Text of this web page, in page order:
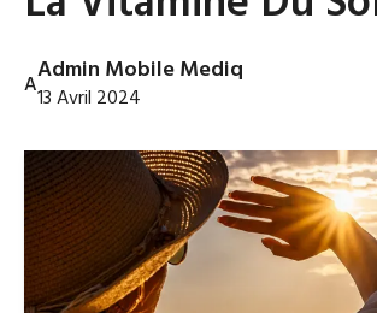
AAdmin Mobile Mediq
13 Avril 2024